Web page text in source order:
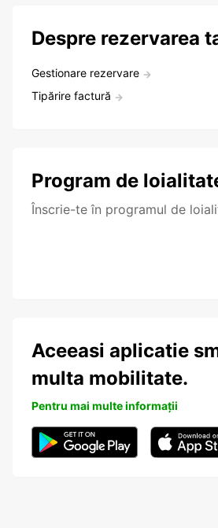
Despre rezervarea
Gestionare rezervare
Tipărire factură
Program de
Înscrie-te în programul de
Aceeasi aplicatie
multa mobilitate.
Pentru mai multe informații